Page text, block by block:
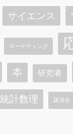
サイエンス
マーケティング
本 研究者
統計数理 講演会